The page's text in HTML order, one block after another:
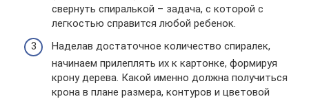
свернуть спиралькой – задача, с которой с
легкостью справится любой ребенок.
Наделав достаточное количество спиралек,
начинаем прилеплять их к картонке, формируя
крону дерева. Какой именно должна получиться
крона в плане размера, контуров и цветовой